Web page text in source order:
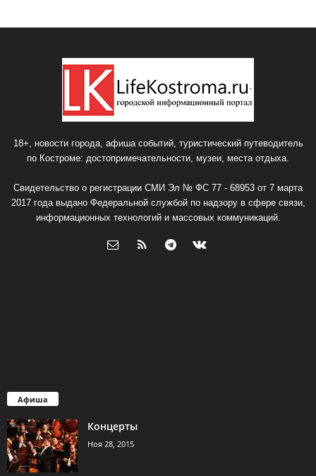
18+, новости города, афиша событий, туристический путеводитель
по Костроме: достопримечательности, музеи, места отдыха.
Свидетельство о регистрации СМИ Эл № ФС 77 - 68953 от 7 марта
2017 года выдано Федеральной службой по надзору в сфере связи,
информационных технологий и массовых коммуникаций.
Афиша
Концерты
Ноя 28, 2015